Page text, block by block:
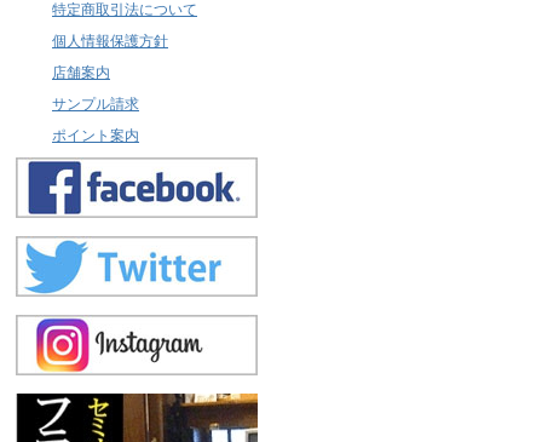
特定商取引法について
個人情報保護方針
店舗案内
サンプル請求
ポイント案内